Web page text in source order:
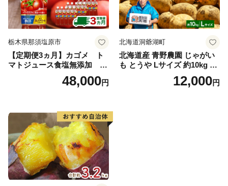
栃木県那須塩原市
【定期便3ヵ月】カゴメ ト
マトジュース食塩無添加 72
0ml PET×15本 1ケース 毎月
届く 3ヵ月 3回コース ns001-
48,000円
北海道洞爺湖町
北海道産 青野農園 じゃがい
も とうや Lサイズ 約10kg 20
26年10月初旬～12月下旬頃お
届け 先行予約 北海道 ジャガ
12,000円